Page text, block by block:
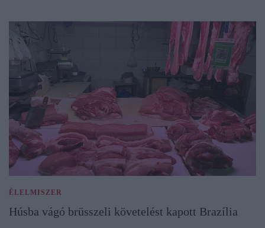
ÉLELMISZER
Húsba vágó brüsszeli követelést kapott Brazília